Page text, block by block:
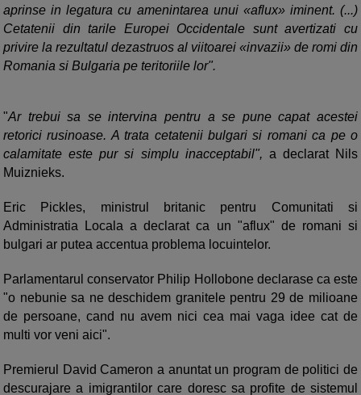
aprinse in legatura cu amenintarea unui «aflux» iminent. (...)
Cetatenii din tarile Europei Occidentale sunt avertizati cu
privire la rezultatul dezastruos al viitoarei «invazii» de romi din
Romania si Bulgaria pe teritoriile lor".
"Ar trebui sa se intervina pentru a se pune capat acestei
retorici rusinoase. A trata cetatenii bulgari si romani ca pe o
calamitate este pur si simplu inacceptabil", a declarat Nils
Muiznieks.
Eric Pickles, ministrul britanic pentru Comunitati si
Administratia Locala a declarat ca un "aflux" de romani si
bulgari ar putea accentua problema locuintelor.
Parlamentarul conservator Philip Hollobone declarase ca este
"o nebunie sa ne deschidem granitele pentru 29 de milioane
de persoane, cand nu avem nici cea mai vaga idee cat de
multi vor veni aici".
Premierul David Cameron a anuntat un program de politici de
descurajare a imigrantilor care doresc sa profite de sistemul